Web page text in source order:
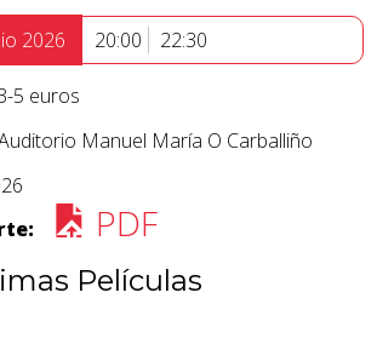
2026 20:00 22:30
5 euros
Manuel María O Carballiño
PDF
Películas